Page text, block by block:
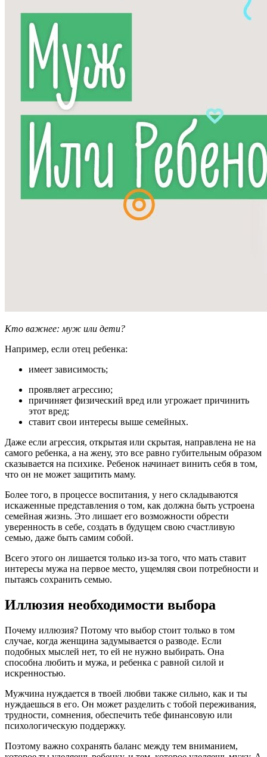
Кто важнее: муж или дети?
Например, если отец ребенка:
имеет зависимость;
проявляет агрессию;
причиняет физический вред или угрожает причинить
этот вред;
ставит свои интересы выше семейных.
Даже если агрессия, открытая или скрытая, направлена не на
самого ребенка, а на жену, это все равно губительным образом
сказывается на психике. Ребенок начинает винить себя в том,
что он не может защитить маму.
Более того, в процессе воспитания, у него складываются
искаженные представления о том, как должна быть устроена
семейная жизнь. Это лишает его возможности обрести
уверенность в себе, создать в будущем свою счастливую
семью, даже быть самим собой.
Всего этого он лишается только из-за того, что мать ставит
интересы мужа на первое место, ущемляя свои потребности и
пытаясь сохранить семью.
Иллюзия необходимости выбора
Почему иллюзия? Потому что выбор стоит только в том
случае, когда женщина задумывается о разводе. Если
подобных мыслей нет, то ей не нужно выбирать. Она
способна любить и мужа, и ребенка с равной силой и
искренностью.
Мужчина нуждается в твоей любви также сильно, как и ты
нуждаешься в его. Он может разделить с тобой переживания,
трудности, сомнения, обеспечить тебе финансовую или
психологическую поддержку.
Поэтому важно сохранять баланс между тем вниманием,